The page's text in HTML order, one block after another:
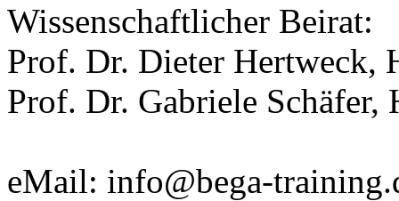
Wissenschaftlicher Beirat:
Prof. Dr. Dieter Hertweck,
Prof. Dr. Gabriele Schäfer,
eMail: info@bega-